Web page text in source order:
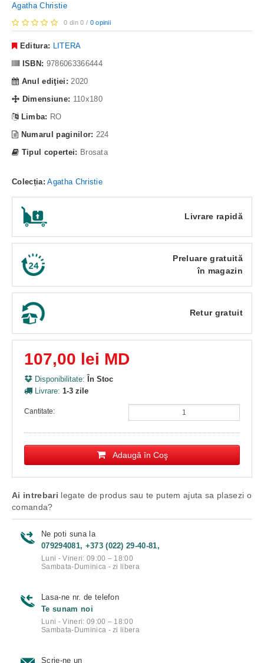
Agatha Christie
0 din 0 / 0 opinii
Editura: LITERA
ISBN: 9786063366444
Anul ediţiei: 2020
Dimensiune: 110x180
Limba: RO
Numarul paginilor: 224
Tipul copertei: Brosata
Colecția: Agatha Christie
Livrare rapidă
Preluare gratuită
în magazin
Retur gratuit
107,00 lei MD
Disponibilitate: În Stoc
Livrare: 1-3 zile
Cantitate:
Adaugă în Coş
Ai intrebari legate de produs sau te putem ajuta sa plasezi o
comanda?
Ne poti suna la
079294081, +373 (022) 29-40-81,
Luni - Vineri: 09:00 – 18:00
Sambata-Duminica - zi libera
Lasa-ne nr. de telefon
Te sunam noi
Luni - Vineri: 09:00 – 18:00
Sambata-Duminica - zi libera
Scrie-ne un